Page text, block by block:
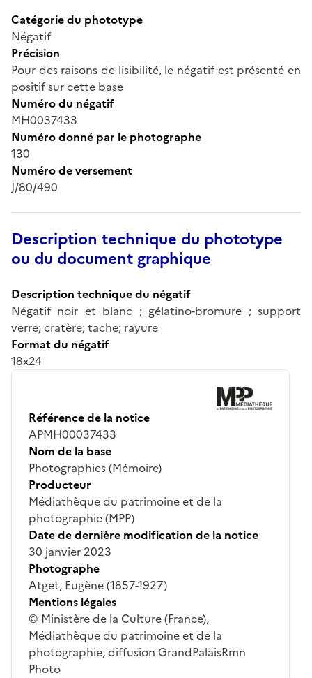
Catégorie du phototype
Négatif
Précision
Pour des raisons de lisibilité, le négatif est présenté en
positif sur cette base
Numéro du négatif
MH0037433
Numéro donné par le photographe
130
Numéro de versement
J/80/490
Description technique du phototype
ou du document graphique
Description technique du négatif
Négatif noir et blanc ; gélatino-bromure ; support
verre; cratère; tache; rayure
Format du négatif
18x24
Référence de la notice
APMH00037433
Nom de la base
Photographies (Mémoire)
Producteur
Médiathèque du patrimoine et de la
photographie (MPP)
Date de dernière modification de la notice
30 janvier 2023
Photographe
Atget, Eugène (1857-1927)
Mentions légales
© Ministère de la Culture (France),
Médiathèque du patrimoine et de la
photographie, diffusion GrandPalaisRmn
Photo